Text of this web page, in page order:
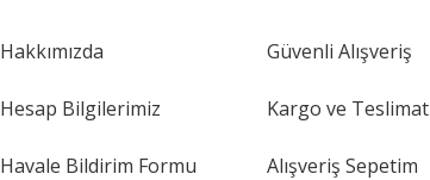
Hakkımızda
Hesap Bilgilerimiz
Havale Bildirim Formu
Güvenli Alışveriş
Kargo ve Teslimat
Alışveriş Sepetim